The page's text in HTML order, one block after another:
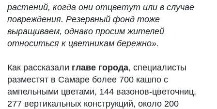
растений, когда они отцветут или в случае
повреждения. Резервный фонд тоже
выращиваем, однако просим жителей
относиться к цветникам бережно».
Как рассказали главе города, специалисты
разместят в Самаре более 700 кашпо с
ампельными цветами, 144 вазонов-цветочниц,
277 вертикальных конструкций, около 200